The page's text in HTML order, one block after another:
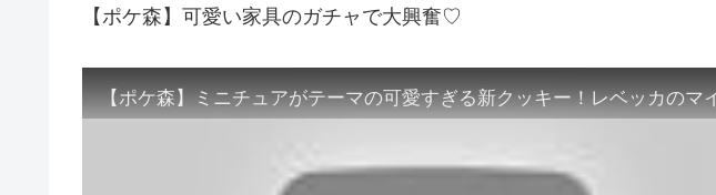
【ポケ森】可愛い家具のガチャで大興奮♡